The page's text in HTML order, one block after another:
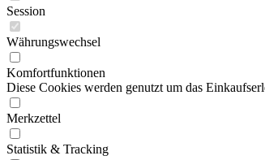
Session
Währungswechsel
Komfortfunktionen
Diese Cookies werden genutzt um das
Merkzettel
Statistik & Tracking